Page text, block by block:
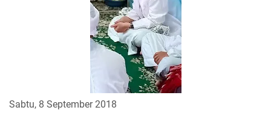
Sabtu, 8 September 2018